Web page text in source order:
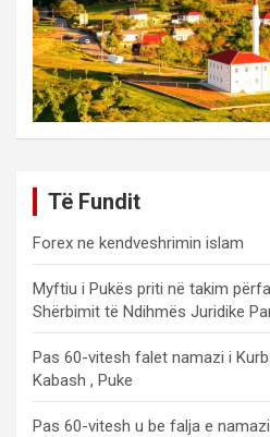
Të Fundit
Forex ne kendveshrimin islam
Myftiu i Pukës priti në takim
Shërbimit të Ndihmës Juridike
Pas 60-vitesh falet namazi i
Kabash , Puke
Pas 60-vitesh u be falja e